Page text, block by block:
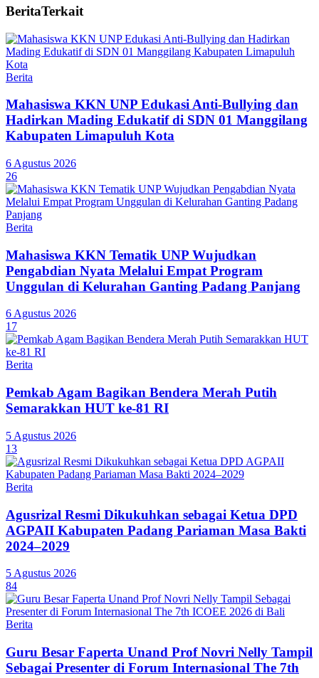
BeritaTerkait
Berita
Mahasiswa KKN UNP Edukasi Anti-Bullying dan
Hadirkan Mading Edukatif di SDN 01 Manggilang
Kabupaten Limapuluh Kota
6 Agustus 2026
26
Berita
Mahasiswa KKN Tematik UNP Wujudkan
Pengabdian Nyata Melalui Empat Program
Unggulan di Kelurahan Ganting Padang Panjang
6 Agustus 2026
17
Berita
Pemkab Agam Bagikan Bendera Merah Putih
Semarakkan HUT ke-81 RI
5 Agustus 2026
13
Berita
Agusrizal Resmi Dikukuhkan sebagai Ketua DPD
AGPAII Kabupaten Padang Pariaman Masa Bakti
2024–2029
5 Agustus 2026
84
Berita
Guru Besar Faperta Unand Prof Novri Nelly Tampil
Sebagai Presenter di Forum Internasional The 7th